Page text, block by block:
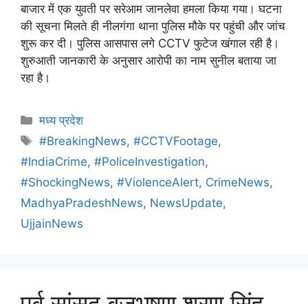
बाजार में एक युवती पर सरेआम जानलेवा हमला किया गया। घटना
की सूचना मिलते ही नीलगंगा थाना पुलिस मौके पर पहुंची और जांच
शुरू कर दी। पुलिस आसपास लगे CCTV फुटेज खंगाल रही है।
शुरुआती जानकारी के अनुसार आरोपी का नाम सुनील बताया जा
रहा है।
मध्य प्रदेश
#BreakingNews,#CCTVFootage,
#IndiaCrime, #PoliceInvestigation,
#ShockingNews, #ViolenceAlert, CrimeNews,
MadhyaPradeshNews, NewsUpdate,
UjjainNews